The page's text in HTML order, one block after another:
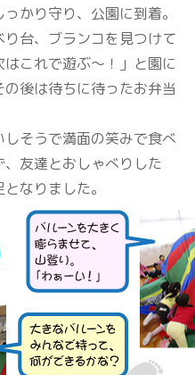
かり守り、公園に到着。
台、ブランコを見つけて
これで遊ぶ～！」と園に
後は待ちに待ったお弁当
そうで満面の笑みで食べ
友達とおしゃべりした
なりました。